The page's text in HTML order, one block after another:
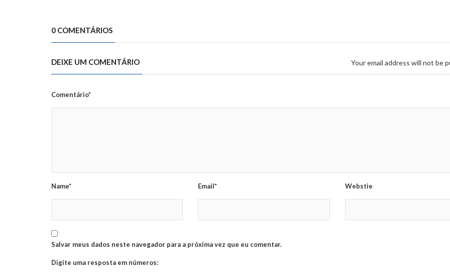
0 COMENTÁRIOS
DEIXE UM COMENTÁRIO Your email address will not be
Comentário*
Name* Email* Webstie
Salvar meus dados neste navegador para a próxima vez que eu comentar.
Digite uma resposta em números: